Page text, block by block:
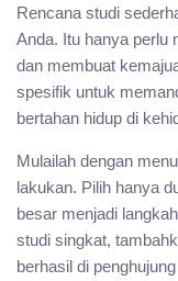
Rencana studi
Anda. Itu hanya perlu
dan membuat
spesifik untuk
bertahan hidup di
Mulailah dengan
lakukan. Pilih hanya
besar menjadi
studi singkat,
berhasil di